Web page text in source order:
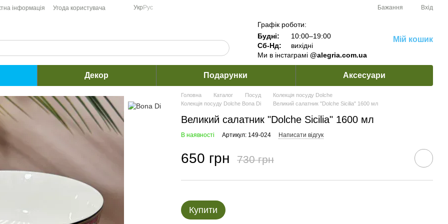
інформація Угода користувача Укр Рус Бажання Вхід
Графік роботи:
Будні:
10:00–19:00
Сб-Нд:
вихідні
Ми в інстаграмі @alegria.com.ua
Мій кошик
Декор Подарунки Аксесуари
Головна Каталог Посуд
Колекція посуду Dolche
Колекція посуду Dolche Bona Di
Великий салатник "Dolche Sicilia" 1600 мл
Великий салатник "Dolche Sicilia" 1600 мл
В наявності Артикул: 149-024 Написати відгук
650 грн 730 грн
Купити